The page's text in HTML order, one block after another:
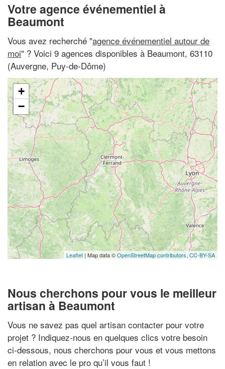
Votre agence événementiel à
Beaumont
Vous avez recherché "agence événementiel autour de
moi" ? Voici 9 agences disponibles à Beaumont, 63110
(Auvergne, Puy-de-Dôme)
+
−
Leaflet | Map data ©OpenStreetMap contributors,CC-BY-SA
Nous cherchons pour vous le meilleur
artisan à Beaumont
Vous ne savez pas quel artisan contacter pour votre
projet ? Indiquez-nous en quelques clics votre besoin
ci-dessous, nous cherchons pour vous et vous mettons
en relation avec le pro qu’il vous faut !